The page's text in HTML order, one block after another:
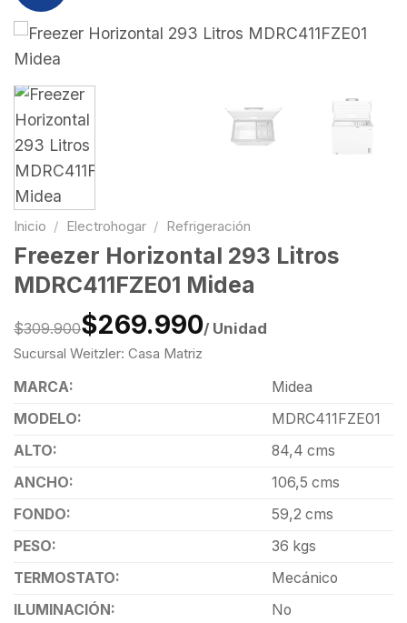
Inicio / Electrohogar / Refrigeración
Freezer Horizontal 293 Litros
MDRC411FZE01 Midea
$309.900$269.990/ Unidad
Sucursal Weitzler: Casa Matriz
MARCA:
Midea
MODELO:
MDRC411FZE01
ALTO:
84,4 cms
ANCHO:
106,5 cms
FONDO:
59,2 cms
PESO:
36 kgs
TERMOSTATO:
Mecánico
ILUMINACIÓN:
No